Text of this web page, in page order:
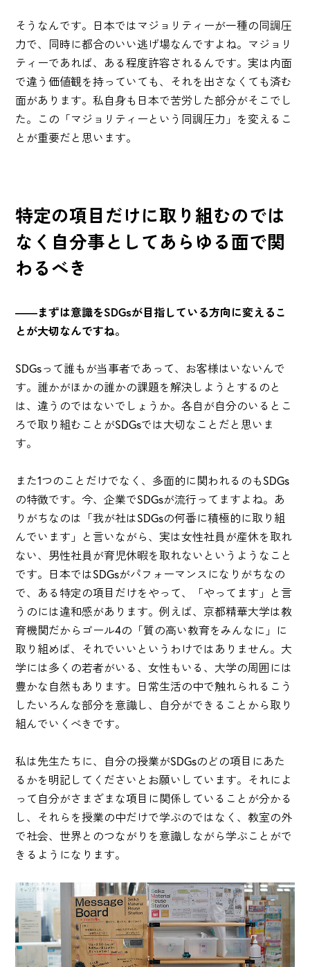
そうなんです。日本ではマジョリティーが一種の同調圧
力で、同時に都合のいい逃げ場なんですよね。マジョリ
ティーであれば、ある程度許容されるんです。実は内面
で違う価値観を持っていても、それを出さなくても済む
面があります。私自身も日本で苦労した部分がそこでし
た。この「マジョリティーという同調圧力」を変えるこ
とが重要だと思います。
特定の項目だけに取り組むのでは
なく自分事としてあらゆる面で関
わるべき
――まずは意識をSDGsが目指している方向に変えるこ
とが大切なんですね。
SDGsって誰もが当事者であって、お客様はいないんで
す。誰かがほかの誰かの課題を解決しようとするのと
は、違うのではないでしょうか。各自が自分のいるとこ
ろで取り組むことがSDGsでは大切なことだと思いま
す。
また1つのことだけでなく、多面的に関われるのもSDGs
の特徴です。今、企業でSDGsが流行ってますよね。あ
りがちなのは「我が社はSDGsの何番に積極的に取り組
んでいます」と言いながら、実は女性社員が産休を取れ
ない、男性社員が育児休暇を取れないというようなこと
です。日本ではSDGsがパフォーマンスになりがちなの
で、ある特定の項目だけをやって、「やってます」と言
うのには違和感があります。例えば、京都精華大学は教
育機関だからゴール4の「質の高い教育をみんなに」に
取り組めば、それでいいというわけではありません。大
学には多くの若者がいる、女性もいる、大学の周囲には
豊かな自然もあります。日常生活の中で触れられるこう
したいろんな部分を意識し、自分ができることから取り
組んでいくべきです。
私は先生たちに、自分の授業がSDGsのどの項目にあた
るかを明記してくださいとお願いしています。それによ
って自分がさまざまな項目に関係していることが分かる
し、それらを授業の中だけで学ぶのではなく、教室の外
で社会、世界とのつながりを意識しながら学ぶことがで
きるようになります。